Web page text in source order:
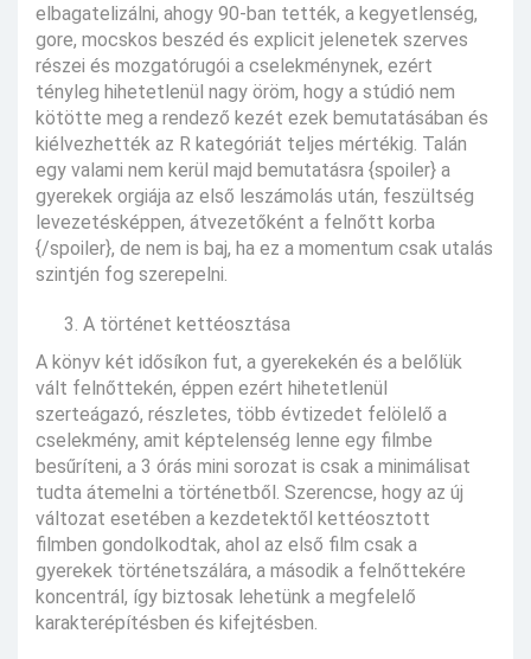
elbagatelizálni, ahogy 90-ban tették, a kegyetlenség,
gore, mocskos beszéd és explicit jelenetek szerves
részei és mozgatórugói a cselekménynek, ezért
tényleg hihetetlenül nagy öröm, hogy a stúdió nem
kötötte meg a rendező kezét ezek bemutatásában és
kiélvezhették az R kategóriát teljes mértékig. Talán
egy valami nem kerül majd bemutatásra {spoiler} a
gyerekek orgiája az első leszámolás után, feszültség
levezetésképpen, átvezetőként a felnőtt korba
{/spoiler}, de nem is baj, ha ez a momentum csak utalás
szintjén fog szerepelni.
A történet kettéosztása
A könyv két idősíkon fut, a gyerekekén és a belőlük
vált felnőttekén, éppen ezért hihetetlenül
szerteágazó, részletes, több évtizedet felölelő a
cselekmény, amit képtelenség lenne egy filmbe
besűríteni, a 3 órás mini sorozat is csak a minimálisat
tudta átemelni a történetből. Szerencse, hogy az új
változat esetében a kezdetektől kettéosztott
filmben gondolkodtak, ahol az első film csak a
gyerekek történetszálára, a második a felnőttekére
koncentrál, így biztosak lehetünk a megfelelő
karakterépítésben és kifejtésben.